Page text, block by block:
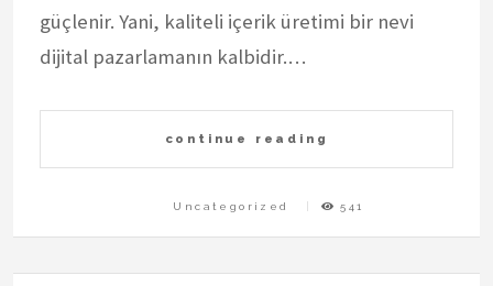
güçlenir. Yani, kaliteli içerik üretimi bir nevi
dijital pazarlamanın kalbidir.…
continue reading
Uncategorized 541